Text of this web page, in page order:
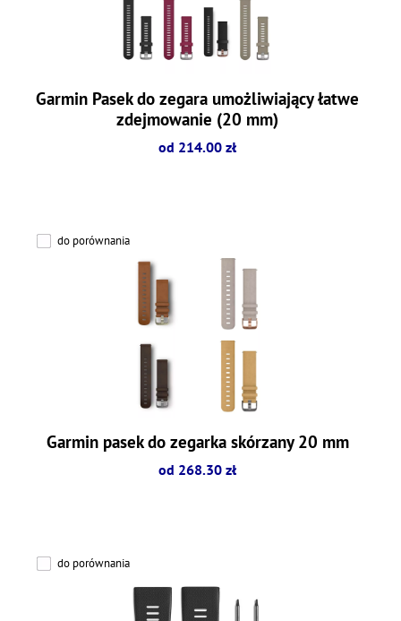
Garmin Pasek do zegara umożliwiający łatwe
zdejmowanie (20 mm)
od 214.00 zł
do porównania
Garmin pasek do zegarka skórzany 20 mm
od 268.30 zł
do porównania